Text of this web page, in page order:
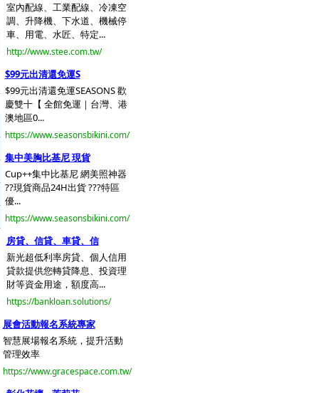
室內配線、工業配線、冷凍空
調、升降機、下水道、機械停
車、用電、水匠、特定...
http://www.stee.com.tw/
$99元出清還免運S
$99元出清還免運SEASONS 歡
慶雙十【 全館免運｜台灣、港
澳地區0...
https://www.seasonsbikini.com/
集中美胸比基尼 現貨
Cup++集中比基尼 網美照神器
??現貨商品24H出貨 ???特區
優...
https://www.seasonsbikini.com/
房貸、信貸、車貸、信
新光超低利率房貸、個人信用
貸款提供您轉貸降息、投資理
財等資金用途，額度高...
https://bankloan.solutions/
展會活動報名系統專家
智慧展場報名系統，提升活動
管理效率
https://www.gracespace.com.tw/